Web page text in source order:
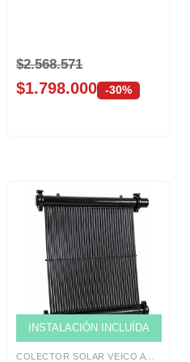
$2.568.571
$1.798.000 -30%
INSTALACIÓN INCLUÍDA
Venta solo ONLINE
COLECTOR SOLAR VEICO A...